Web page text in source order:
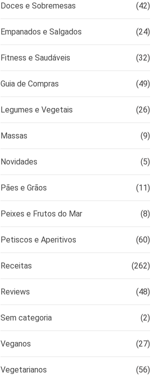
Doces e Sobremesas (42)
Empanados e Salgados (24)
Fitness e Saudáveis (32)
Guia de Compras (49)
Legumes e Vegetais (26)
Massas (9)
Novidades (5)
Pães e Grãos (11)
Peixes e Frutos do Mar (8)
Petiscos e Aperitivos (60)
Receitas (262)
Reviews (48)
Sem categoria (2)
Veganos (27)
Vegetarianos (56)